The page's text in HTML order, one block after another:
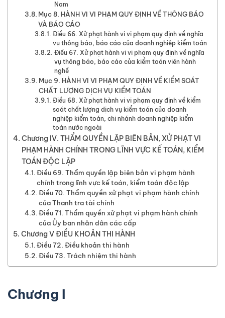
Nam
Mục 8. HÀNH VI VI PHẠM QUY ĐỊNH VỀ THÔNG BÁO
VÀ BÁO CÁO
Điều 66. Xử phạt hành vi vi phạm quy định về nghĩa
vụ thông báo, báo cáo của doanh nghiệp kiểm toán
Điều 67. Xử phạt hành vi vi phạm quy định về nghĩa
vụ thông báo, báo cáo của kiểm toán viên hành
nghề
Mục 9. HÀNH VI VI PHẠM QUY ĐỊNH VỀ KIỂM SOÁT
CHẤT LƯỢNG DỊCH VỤ KIỂM TOÁN
Điều 68. Xử phạt hành vi vi phạm quy định về kiểm
soát chất lượng dịch vụ kiểm toán của doanh
nghiệp kiểm toán, chi nhánh doanh nghiệp kiểm
toán nước ngoài
Chương IV. THẨM QUYỀN LẬP BIÊN BẢN, XỬ PHẠT VI
PHẠM HÀNH CHÍNH TRONG LĨNH VỰC KẾ TOÁN, KIỂM
TOÁN ĐỘC LẬP
Điều 69. Thẩm quyền lập biên bản vi phạm hành
chính trong lĩnh vực kế toán, kiểm toán độc lập
Điều 70. Thẩm quyền xử phạt vi phạm hành chính
của Thanh tra tài chính
Điều 71. Thẩm quyền xử phạt vi phạm hành chính
của Ủy ban nhân dân các cấp
Chương V ĐIỀU KHOẢN THI HÀNH
Điều 72. Điều khoản thi hành
Điều 73. Trách nhiệm thi hành
Chương I